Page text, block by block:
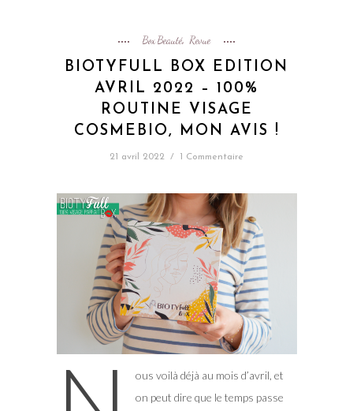
Box Beauté, Revue
BIOTYFULL BOX EDITION
AVRIL 2022 – 100%
ROUTINE VISAGE
COSMEBIO, MON AVIS !
21 avril 2022 / 1 Commentaire
ous voilà déjà au mois d’avril, et
on peut dire que le temps passe